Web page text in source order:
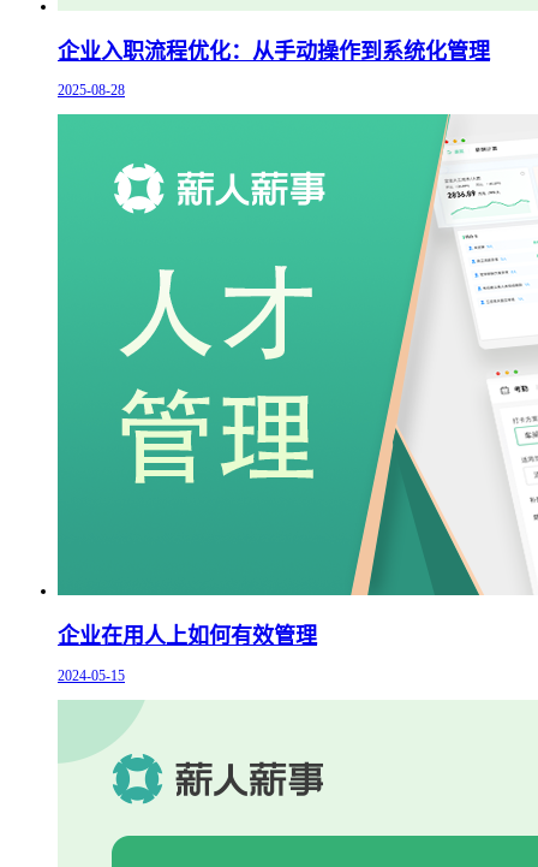
企业入职流程优化：从手动操作到系统化管理
2025-08-28
企业在用人上如何有效管理
2024-05-15